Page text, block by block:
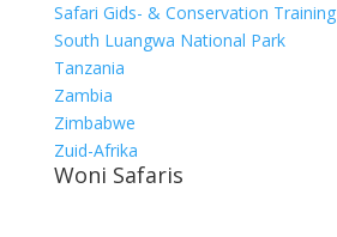
Safari Gids- & Conservation Training
South Luangwa National Park
Tanzania
Zambia
Zimbabwe
Zuid-Afrika
Woni Safaris